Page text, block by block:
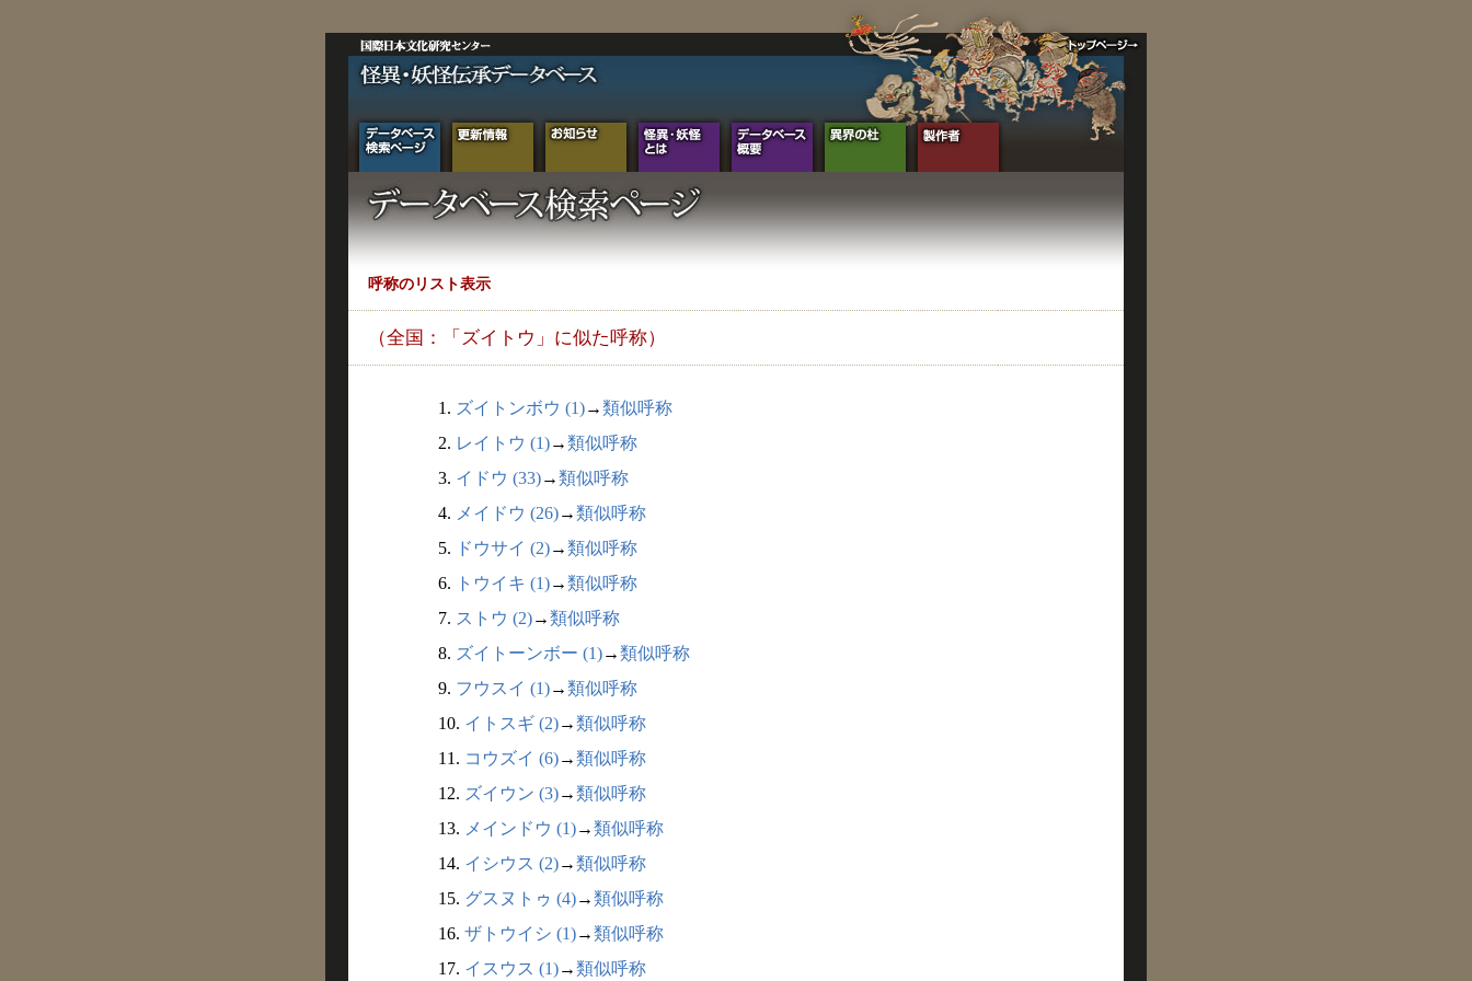
呼称のリスト表示
（全国：「ズイトウ」に似た呼称）
1. ズイトンボウ (1)→類似呼称
2. レイトウ (1)→類似呼称
3. イドウ (33)→類似呼称
4. メイドウ (26)→類似呼称
5. ドウサイ (2)→類似呼称
6.
トウイキ (1)→類似呼称
7. ストウ (2)→類似呼称
8. ズイトーンボー (1)→類似呼称
9. フウスイ (1)→類似呼称
10. イトスギ (2)→類似呼称
11. コウズイ (6)→類似呼称
12. ズイウン (3)→類似呼称
13. メインドウ (1)→類似呼称
14. イシウス (2)→類似呼称
15. グスヌトゥ (4)→類似呼称
16. ザトウイシ (1)→類似呼称
17. イスウス (1)→類似呼称